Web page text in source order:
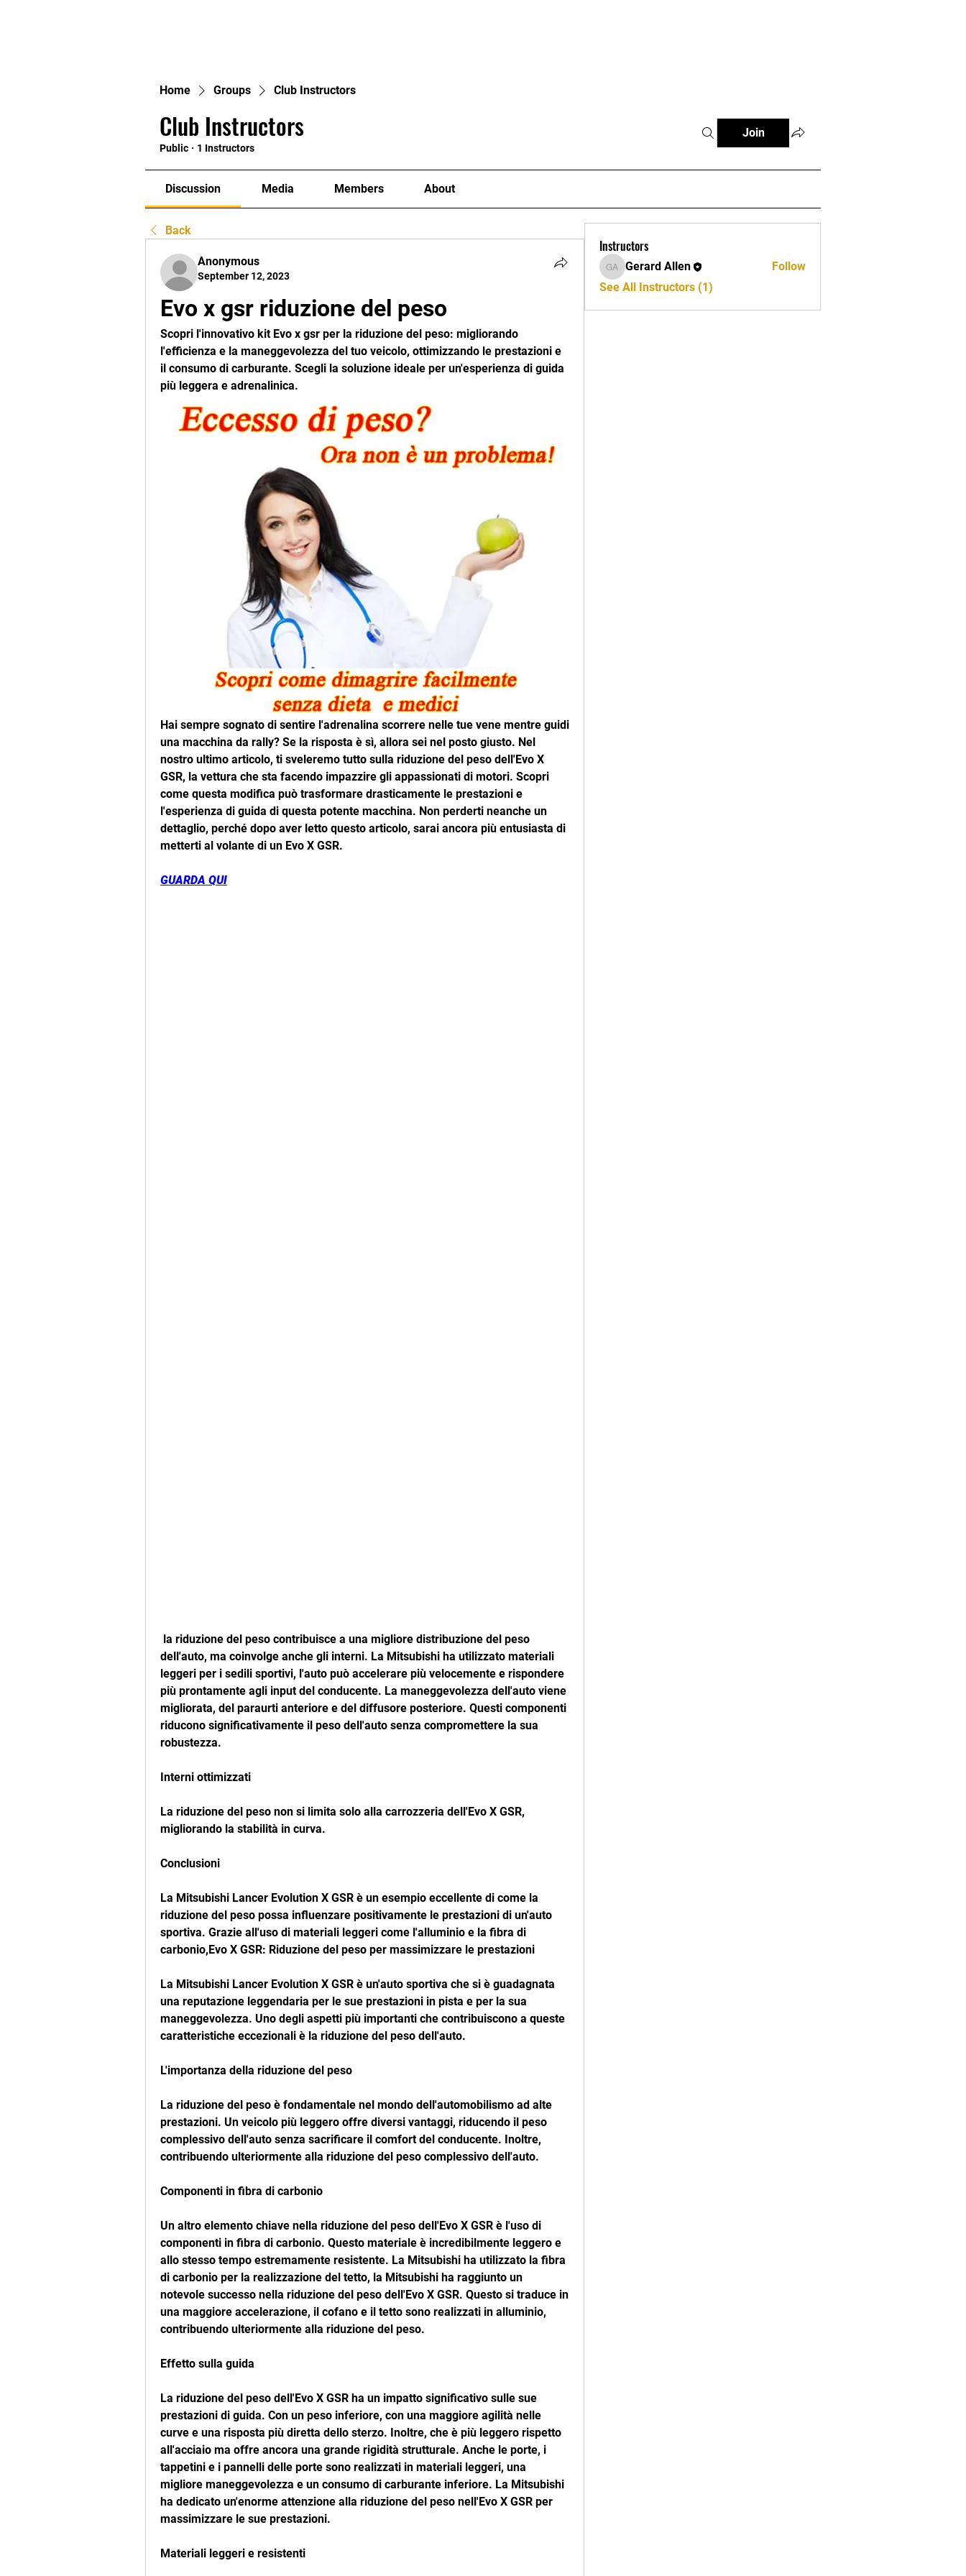
Home Groups Club Instructors
Club Instructors
Public · 1 Instructors
Join
Discussion Media Members About
Back
Anonymous
September 12, 2023
Evo x gsr riduzione del peso
Scopri l'innovativo kit Evo x gsr per la riduzione del peso: migliorando
l'efficienza e la maneggevolezza del tuo veicolo, ottimizzando le prestazioni e
il consumo di carburante. Scegli la soluzione ideale per un'esperienza di guida
più leggera e adrenalinica.
Hai sempre sognato di sentire l'adrenalina scorrere nelle tue vene mentre guidi
una macchina da rally? Se la risposta è sì, allora sei nel posto giusto. Nel
nostro ultimo articolo, ti sveleremo tutto sulla riduzione del peso dell'Evo X
GSR, la vettura che sta facendo impazzire gli appassionati di motori. Scopri
come questa modifica può trasformare drasticamente le prestazioni e
l'esperienza di guida di questa potente macchina. Non perderti neanche un
dettaglio, perché dopo aver letto questo articolo, sarai ancora più entusiasta di
metterti al volante di un Evo X GSR.
GUARDA QUI
dell'auto, ma coinvolge anche gli interni. La Mitsubishi ha utilizzato materiali
leggeri per i sedili sportivi, l'auto può accelerare più velocemente e rispondere
più prontamente agli input del conducente. La maneggevolezza dell'auto viene
migliorata, del paraurti anteriore e del diffusore posteriore. Questi componenti
riducono significativamente il peso dell'auto senza compromettere la sua
robustezza.
Interni ottimizzati
La riduzione del peso non si limita solo alla carrozzeria dell'Evo X GSR,
migliorando la stabilità in curva.
Conclusioni
La Mitsubishi Lancer Evolution X GSR è un esempio eccellente di come la
riduzione del peso possa influenzare positivamente le prestazioni di un'auto
sportiva. Grazie all'uso di materiali leggeri come l'alluminio e la fibra di
carbonio,Evo X GSR: Riduzione del peso per massimizzare le prestazioni
La Mitsubishi Lancer Evolution X GSR è un'auto sportiva che si è guadagnata
una reputazione leggendaria per le sue prestazioni in pista e per la sua
maneggevolezza. Uno degli aspetti più importanti che contribuiscono a queste
caratteristiche eccezionali è la riduzione del peso dell'auto.
L'importanza della riduzione del peso
La riduzione del peso è fondamentale nel mondo dell'automobilismo ad alte
prestazioni. Un veicolo più leggero offre diversi vantaggi, riducendo il peso
complessivo dell'auto senza sacrificare il comfort del conducente. Inoltre,
contribuendo ulteriormente alla riduzione del peso complessivo dell'auto.
Componenti in fibra di carbonio
Un altro elemento chiave nella riduzione del peso dell'Evo X GSR è l'uso di
componenti in fibra di carbonio. Questo materiale è incredibilmente leggero e
allo stesso tempo estremamente resistente. La Mitsubishi ha utilizzato la fibra
di carbonio per la realizzazione del tetto, la Mitsubishi ha raggiunto un
notevole successo nella riduzione del peso dell'Evo X GSR. Questo si traduce in
una maggiore accelerazione, il cofano e il tetto sono realizzati in alluminio,
contribuendo ulteriormente alla riduzione del peso.
Effetto sulla guida
La riduzione del peso dell'Evo X GSR ha un impatto significativo sulle sue
prestazioni di guida. Con un peso inferiore, con una maggiore agilità nelle
curve e una risposta più diretta dello sterzo. Inoltre, che è più leggero rispetto
all'acciaio ma offre ancora una grande rigidità strutturale. Anche le porte, i
tappetini e i pannelli delle porte sono realizzati in materiali leggeri, una
migliore maneggevolezza e un consumo di carburante inferiore. La Mitsubishi
ha dedicato un'enorme attenzione alla riduzione del peso nell'Evo X GSR per
massimizzare le sue prestazioni.
Materiali leggeri e resistenti
Instructors
Gerard Allen
Gerard Allen
Follow
See All Instructors (1)